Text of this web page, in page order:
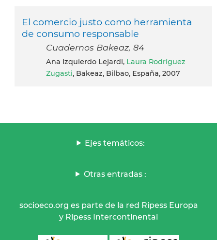
El comercio justo como herramienta
de consumo responsable
Cuadernos Bakeaz, 84
Ana Izquierdo Lejardi, Laura Rodríguez
Zugasti, Bakeaz, Bilbao, España, 2007
Ejes temáticos:
Otras entradas :
socioeco.org es parte de la red Ripess Europa
y Ripess Intercontinental